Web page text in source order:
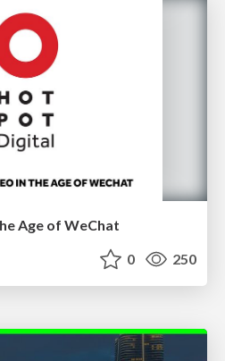
Age of WeChat
0 250